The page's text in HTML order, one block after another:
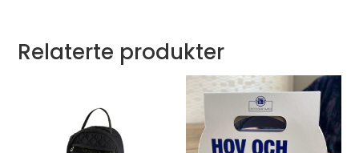
Relaterte produkter